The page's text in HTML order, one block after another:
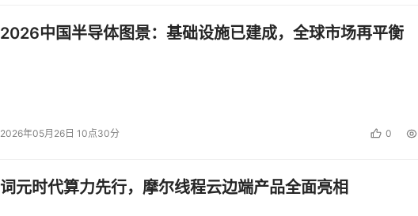
2026中国半导体图景：基础设施已建成，全球市场再平衡
2026年05月26日 10点30分 0
词元时代算力先行，摩尔线程云边端产品全面亮相